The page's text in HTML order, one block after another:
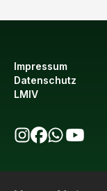
Impressum
Datenschutz
LMIV